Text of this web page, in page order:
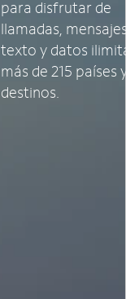
para disfrutar de
llamadas,
texto y datos
más de 215 países
destinos.